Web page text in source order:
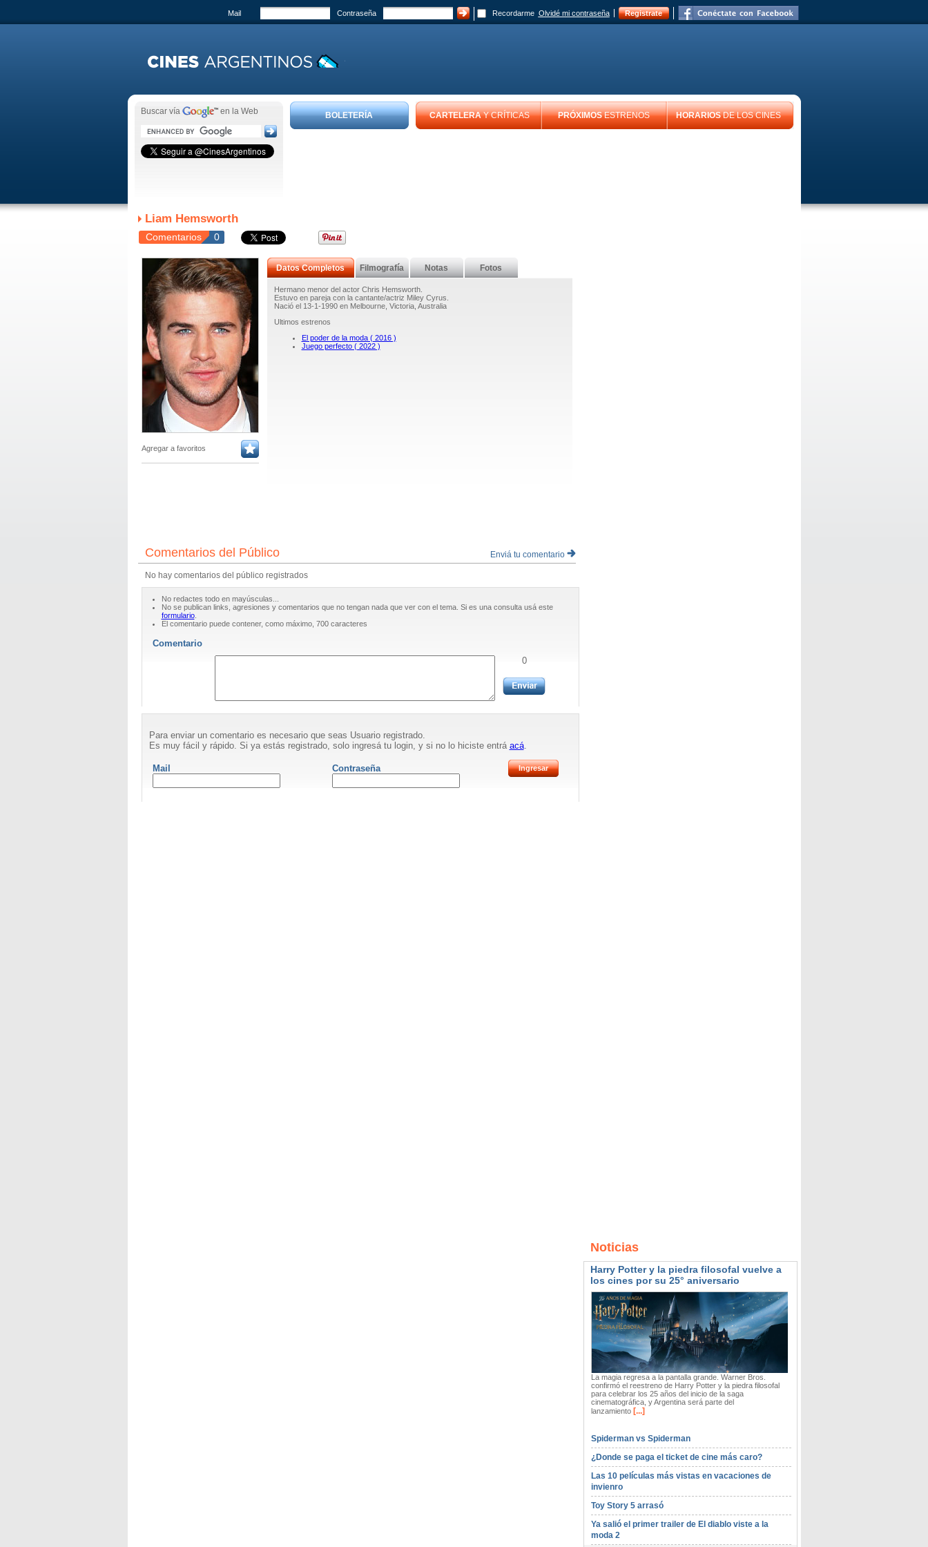
Mail Contraseña Recordarme Olvidé mi contraseña Registrate
Buscar vía en la Web BOLETERÍA CARTELERAY CRÍTICAS PRÓXIMOSESTRENOS HORARIOSDE LOS CINES
Liam Hemsworth
Comentarios 0
Agregar a favoritos
Datos Completos Filmografía Notas Fotos
Hermano menor del actor Chris Hemsworth.
Estuvo en pareja con la cantante/actriz Miley Cyrus.
Nació el 13-1-1990 en Melbourne, Victoria, Australia
Ultimos estrenos
El poder de la moda ( 2016 )
Juego perfecto ( 2022 )
Comentarios del Público Enviá tu comentario
No hay comentarios del público registrados
No redactes todo en mayúsculas...
No se publican links, agresiones y comentarios que no tengan nada que ver con el tema. Si es una consulta usá este
formulario.
El comentario puede contener, como máximo, 700 caracteres
Comentario
0
Para enviar un comentario es necesario que seas Usuario registrado.
Es muy fácil y rápido. Si ya estás registrado, solo ingresá tu login, y si no lo hiciste entrá acá.
Mail Contraseña
Noticias
Harry Potter y la piedra filosofal vuelve a
los cines por su 25° aniversario
La magia regresa a la pantalla grande. Warner Bros.
confirmó el reestreno de Harry Potter y la piedra filosofal
para celebrar los 25 años del inicio de la saga
cinematográfica, y Argentina será parte del
lanzamiento[...]
Spiderman vs Spiderman
¿Donde se paga el ticket de cine más caro?
Las 10 películas más vistas en vacaciones de
invienro
Toy Story 5 arrasó
Ya salió el primer trailer de El diablo viste a la
moda 2